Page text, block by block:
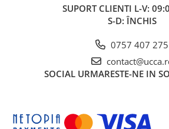
SUPORT CLIENTI L-V:
S-D: ÎNCHIS
0757 407 275
SOCIAL URMARESTE-NE IN